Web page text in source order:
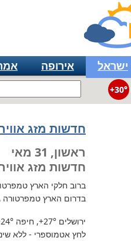
ישראל אירופה
+30°
חדשות מזג
ראשון, 31 מאי
חדשות מזג
ברוב חלקי הארץ
בדרום הארץ טמפרטורה
ירושלים +27°, חיפה
לחץ אטמוספרי - ללא שינוי, 732 מ"מ /